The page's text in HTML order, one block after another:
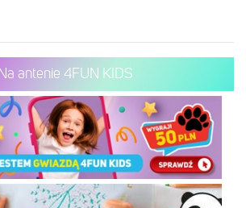
Na antenie 4FUN KIDS